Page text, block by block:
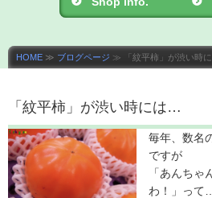
HOME ≫ ブログページ ≫ 「紋平柿」が渋い時
「紋平柿」が渋い時には…
毎年、数名
ですが
「あんちゃ
わ！」って…